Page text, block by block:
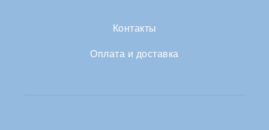
Контакты
Оплата и доставка